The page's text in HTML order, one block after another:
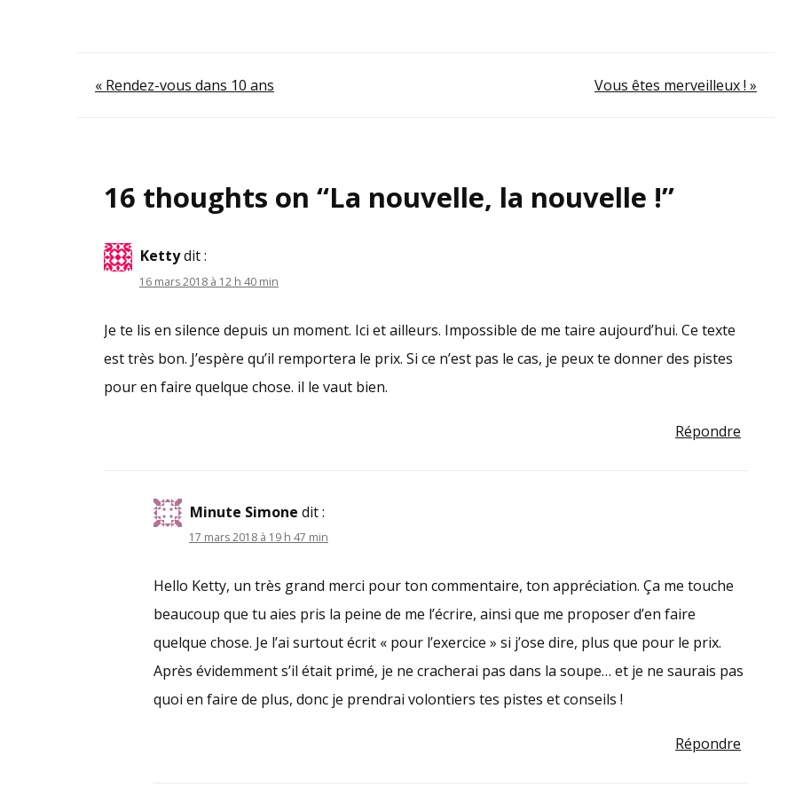
Navigation
« Rendez-vous dans 10 ans Vous êtes merveilleux ! »
16 thoughts on “La nouvelle, la nouvelle !”
Kettydit :
16 mars 2018 à 12 h 40 min
Je te lis en silence depuis un moment. Ici et ailleurs. Impossible de me taire aujourd’hui. Ce texte
est très bon. J’espère qu’il remportera le prix. Si ce n’est pas le cas, je peux te donner des pistes
pour en faire quelque chose. il le vaut bien.
Répondre
Minute Simone dit :
17 mars 2018 à 19 h 47 min
Hello Ketty, un très grand merci pour ton commentaire, ton appréciation. Ça me touche
beaucoup que tu aies pris la peine de me l’écrire, ainsi que me proposer d’en faire
quelque chose. Je l’ai surtout écrit « pour l’exercice » si j’ose dire, plus que pour le prix.
Après évidemment s’il était primé, je ne cracherai pas dans la soupe… et je ne saurais pas
quoi en faire de plus, donc je prendrai volontiers tes pistes et conseils !
Répondre